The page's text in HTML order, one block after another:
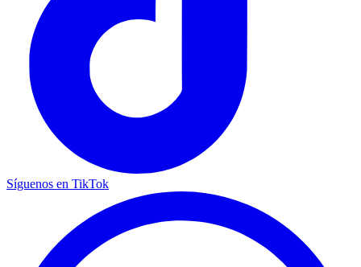
Síguenos en TikTok